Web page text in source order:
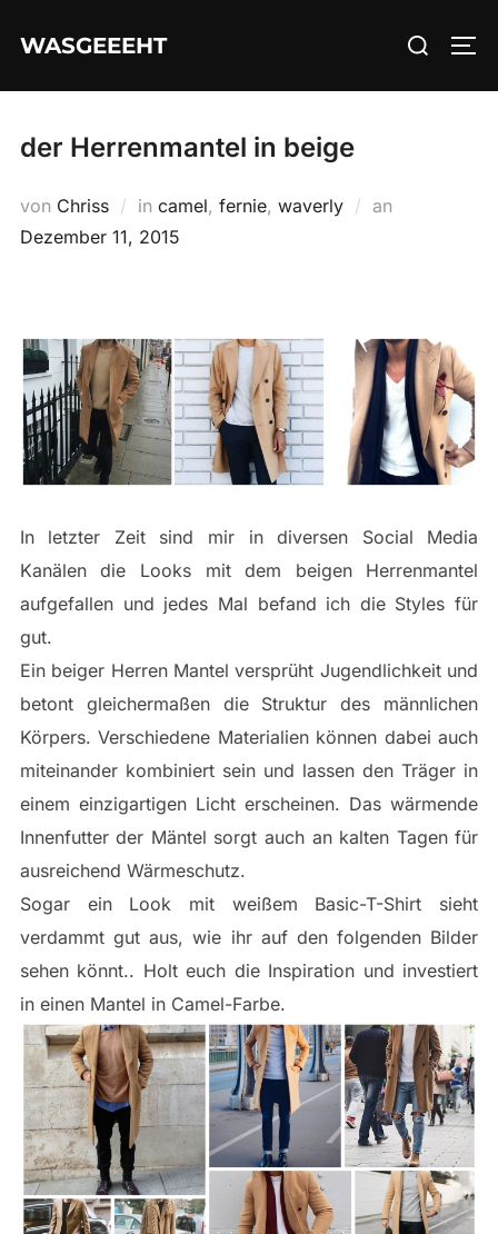
InhaltWASGEEEHT
Suchen
der Herrenmantel in beige
von Chriss in camel, fernie, waverly an
Dezember 11, 2015
In letzter Zeit sind mir in diversen Social Media
Kanälen die Looks mit dem beigen Herrenmantel
aufgefallen und jedes Mal befand ich die Styles für
gut.
Ein beiger Herren Mantel versprüht Jugendlichkeit und
betont gleichermaßen die Struktur des männlichen
Körpers. Verschiedene Materialien können dabei auch
miteinander kombiniert sein und lassen den Träger in
einem einzigartigen Licht erscheinen. Das wärmende
Innenfutter der Mäntel sorgt auch an kalten Tagen für
ausreichend Wärmeschutz.
Sogar ein Look mit weißem Basic-T-Shirt sieht
verdammt gut aus, wie ihr auf den folgenden Bilder
sehen könnt.. Holt euch die Inspiration und investiert
in einen Mantel in Camel-Farbe.